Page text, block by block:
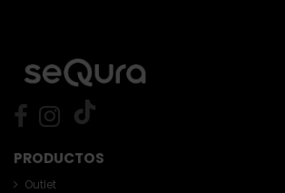
PRODUCTOS
Outlet